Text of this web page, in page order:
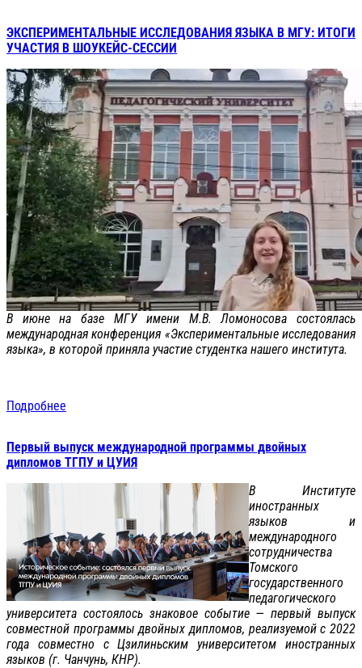
ЭКСПЕРИМЕНТАЛЬНЫЕ ИССЛЕДОВАНИЯ ЯЗЫКА В МГУ: ИТОГИ
УЧАСТИЯ В ШОУКЕЙС-СЕССИИ
В июне на базе МГУ имени М.В. Ломоносова состоялась
международная конференция «Экспериментальные исследования
языка», в которой приняла участие студентка нашего института.
Подробнее
Первый выпуск международной программы двойных
дипломов ТГПУ и ЦУИЯ
В Институте
иностранных
языков и
международного
сотрудничества
Томского
государственного
педагогического
университета состоялось знаковое событие — первый выпуск
совместной программы двойных дипломов, реализуемой с 2022
года совместно с Цзилиньским университетом иностранных
языков (г. Чанчунь, КНР).